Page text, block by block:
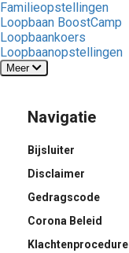
Familieopstellingen
Loopbaan BoostCamp
Loopbaankoers
Loopbaanopstellingen
Meer
Navigatie
Bijsluiter
Disclaimer
Gedragscode
Corona Beleid
Klachtenprocedure